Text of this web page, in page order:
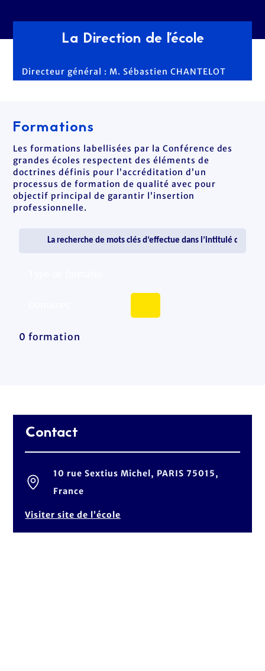
La Direction de l'école
Directeur général : M. Sébastien CHANTELOT
Formations
Les formations labellisées par la Conférence des
grandes écoles respectent des éléments de
doctrines définis pour l’accréditation d’un
processus de formation de qualité avec pour
objectif principal de garantir l’insertion
professionnelle.
0 formation
Contact
10 rue Sextius Michel, PARIS 75015,
France
Visiter site de l’école